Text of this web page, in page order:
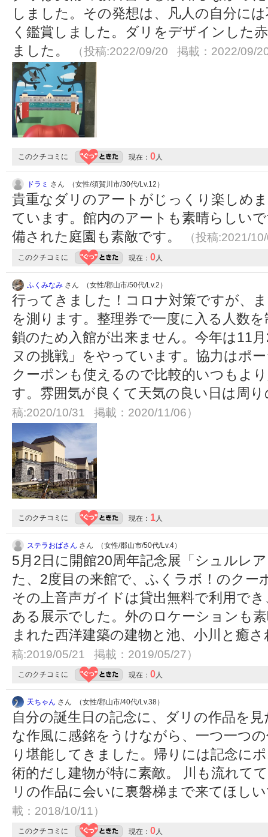
しました。その発想は、凡人の自分に
く鑑賞しました。ダリをデザインした
ました。
（投稿:2022/09/20 掲載：2022/09/
このクチコミに 現在： 0人
ドラミ さん （女性/須賀川市/30代/Lv.12）
貴重なダリのアートがじっくり楽しめ
ています。館内のアートも素晴らしい
備された庭園も素敵です。
（投稿:2021/
このクチコミに 現在： 0人
ふくみなみ さん （女性/郡山市/50代/Lv.2）
行ってきました！コロナ対策ですが、
を測ります。整理券で一度に入る人数
鎖のため入館が出来ません。今年は11
ヌの挑戦」をやっています。協力はポ
クーポンも使えるので比較的いつもよ
す。雰囲気が良くて天気の良い日は周
稿:2020/10/31 掲載：2020/11/06）
このクチコミに 現在： 1人
ステラおばさん さん （女性/郡山市/50代/Lv.4）
5月2日に開館20周年記念展「シュルレ
た、2度目の来館で、ふくラボ！のクー
その上音声ガイドは貸出無料で利用で
ある展示でした。外のロケーションも
まれた西洋建築の建物と池、小川と癒
稿:2019/05/21 掲載：2019/05/27）
このクチコミに 現在： 0人
天ちゃん さん （女性/郡山市/40代/Lv.38）
自分の誕生日の記念に、ダリの作品を
な作風に感銘をうけながら、一つ一つ
り堪能してきました。帰りには記念に
術的だし建物が特に素敵。 川も流れて
リの作品に会いに裏磐梯まで来てほし
載：2018/10/11）
このクチコミに 現在： 0人